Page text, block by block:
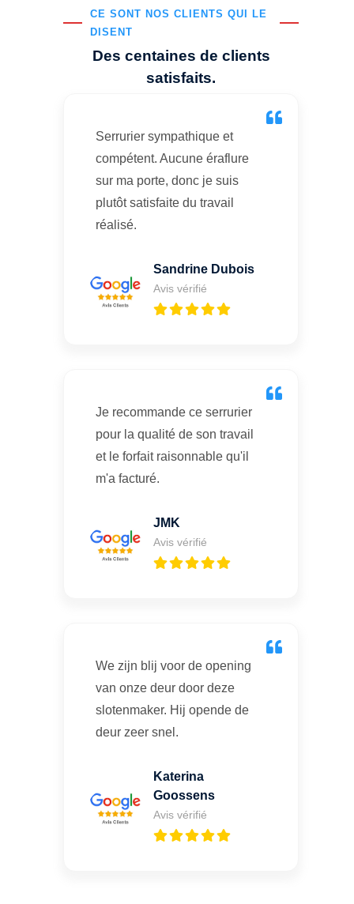
CE SONT NOS CLIENTS QUI LE
DISENT
Des centaines de clients
satisfaits.
Serrurier sympathique et
compétent. Aucune éraflure
sur ma porte, donc je suis
plutôt satisfaite du travail
réalisé.
Sandrine Dubois
Avis vérifié
Je recommande ce serrurier
pour la qualité de son travail
et le forfait raisonnable qu'il
m'a facturé.
JMK
Avis vérifié
We zijn blij voor de opening
van onze deur door deze
slotenmaker. Hij opende de
deur zeer snel.
Katerina
Goossens
Avis vérifié